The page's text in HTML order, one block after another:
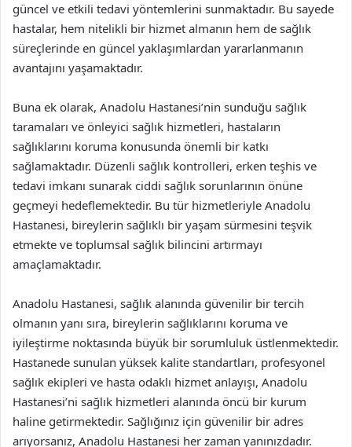
güncel ve etkili tedavi yöntemlerini sunmaktadır. Bu sayede
hastalar, hem nitelikli bir hizmet almanın hem de sağlık
süreçlerinde en güncel yaklaşımlardan yararlanmanın
avantajını yaşamaktadır.
Buna ek olarak, Anadolu Hastanesi’nin sunduğu sağlık
taramaları ve önleyici sağlık hizmetleri, hastaların
sağlıklarını koruma konusunda önemli bir katkı
sağlamaktadır. Düzenli sağlık kontrolleri, erken teşhis ve
tedavi imkanı sunarak ciddi sağlık sorunlarının önüne
geçmeyi hedeflemektedir. Bu tür hizmetleriyle Anadolu
Hastanesi, bireylerin sağlıklı bir yaşam sürmesini teşvik
etmekte ve toplumsal sağlık bilincini artırmayı
amaçlamaktadır.
Anadolu Hastanesi, sağlık alanında güvenilir bir tercih
olmanın yanı sıra, bireylerin sağlıklarını koruma ve
iyileştirme noktasında büyük bir sorumluluk üstlenmektedir.
Hastanede sunulan yüksek kalite standartları, profesyonel
sağlık ekipleri ve hasta odaklı hizmet anlayışı, Anadolu
Hastanesi’ni sağlık hizmetleri alanında öncü bir kurum
haline getirmektedir. Sağlığınız için güvenilir bir adres
arıyorsanız, Anadolu Hastanesi her zaman yanınızdadır.